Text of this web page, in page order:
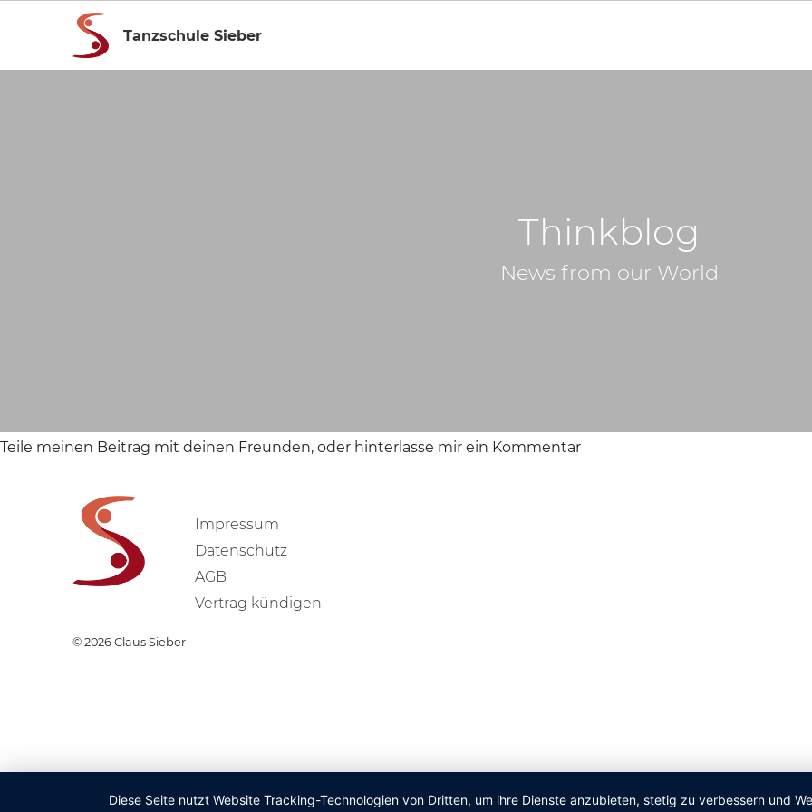
Tanzschule Sieber
Thinkblog
News from our World
Teile meinen Beitrag mit deinen Freunden, oder hinterlasse mir ein Kommentar
Impressum
Datenschutz
AGB
Vertrag kündigen
© 2026 Claus Sieber
Diese Seite nutzt Website Tracking-Technologien von Dritten, um ihre Dienste anzubieten, stetig zu verbessern und